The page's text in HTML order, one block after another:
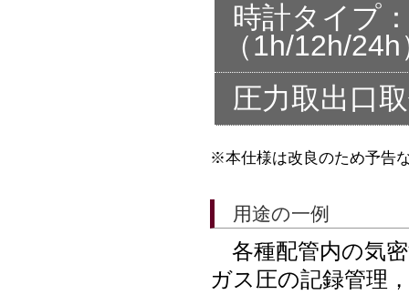
時計タイプ
（1h/12h/
圧力取出口
※本仕様は改良のため予告
用途の一例
各種配管内の気密
ガス圧の記録管理